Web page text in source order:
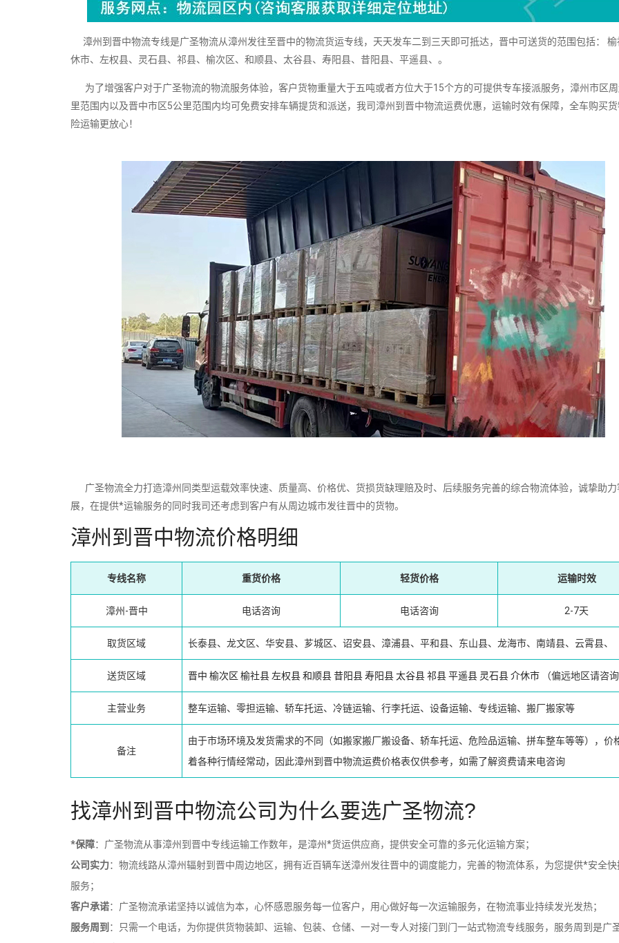
漳州到晋中物流专线是广圣物流从漳州发往至晋中的物流货运专线，天天发车二到三天即可抵达，晋中可送货的范围包括：
休市、左权县、灵石县、祁县、榆次区、和顺县、太谷县、寿阳县、昔阳县、平遥县、。
为了增强客户对于广圣物流的物流服务体验，客户货物重量大于五吨或者方位大于15个方的可提供专车接派服务，漳州市区
里范围内以及晋中市区5公里范围内均可免费安排车辆提货和派送，我司漳州到晋中物流运费优惠，运输时效有保障，全车购买
险运输更放心！
广圣物流全力打造漳州同类型运载效率快速、质量高、价格优、货损货缺理赔及时、后续服务完善的综合物流体验，诚挚助力
展，在提供*运输服务的同时我司还考虑到客户有从周边城市发往晋中的货物。
漳州到晋中物流价格明细
专线名称 重货价格 轻货价格 运输时效
漳州-晋中 电话咨询 电话咨询 2-7天
取货区域 长泰县、龙文区、华安县、芗城区、诏安县、漳浦县、平和县、东山县、龙海市、南靖县、云霄县、
送货区域 晋中 榆次区 榆社县 左权县和顺县昔阳县寿阳县太谷县祁县平遥县 灵石县介休市 （偏远地区请咨询
主营业务 整车运输、零担运输、轿车托运、冷链运输、行李托运、设备运输、专线运输、搬厂搬家等
备注
由于市场环境及发货需求的不同（如搬家搬厂搬设备、轿车托运、危险品运输、拼车整车等等），价
着各种行情经常动，因此漳州到晋中物流运费价格表仅供参考，如需了解资费请来电咨询
找漳州到晋中物流公司为什么要选广圣物流?
*保障：广圣物流从事漳州到晋中专线运输工作数年，是漳州*货运供应商，提供安全可靠的多元化运输方案；
公司实力：物流线路从漳州辐射到晋中周边地区，拥有近百辆车送漳州发往晋中的调度能力，完善的物流体系，为您提供*安全
服务；
客户承诺：广圣物流承诺坚持以诚信为本，心怀感恩服务每一位客户，用心做好每一次运输服务，在物流事业持续发光发热；
服务周到 ：只需一个电话，为你提供货物装卸、运输、包装、仓储、一对一专人对接门到门一站式物流专线服务，服务周到是广